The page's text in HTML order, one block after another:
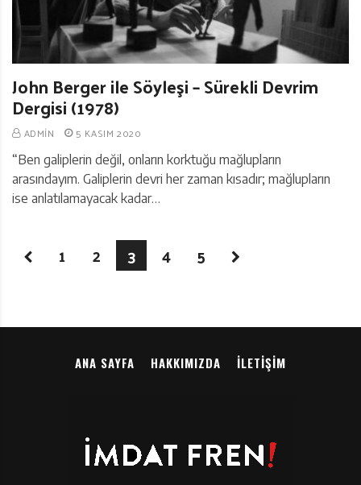
John Berger ile Söyleşi – Sürekli Devrim
Dergisi (1978)
ADMIN 5 KASIM 2020
“Ben galiplerin değil, onların korktuğu mağlupların
arasındayım. Galiplerin devri her zaman kısadır; mağlupların
ise anlatılamayacak kadar…
1 2 3 4 5
ANA SAYFA HAKKIMIZDA İLETIŞIM